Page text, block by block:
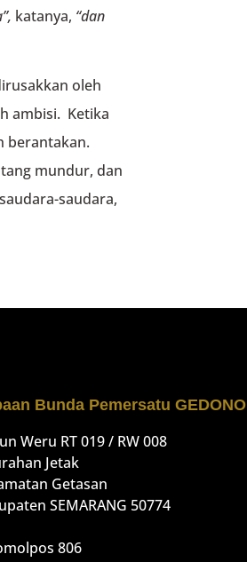
katanya, “dan
oleh
ambisi. Ketika
berantakan.
mundur, dan
saudara,
Bunda Pemersatu GEDONO
Weru RT 019 / RW 008
Jetak
Getasan
SEMARANG 50774
806